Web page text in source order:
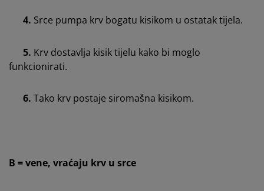
4. Srce pumpa krv bogatu kisikom u ostatak tijela.
5. Krv dostavlja kisik tijelu kako bi moglo
funkcionirati.
6. Tako krv postaje siromašna kisikom.
B = vene, vraćaju krv u srce